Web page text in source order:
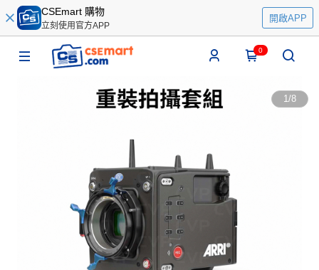
CSEmart 購物
立刻使用官方APP
開啟APP
0
1/8